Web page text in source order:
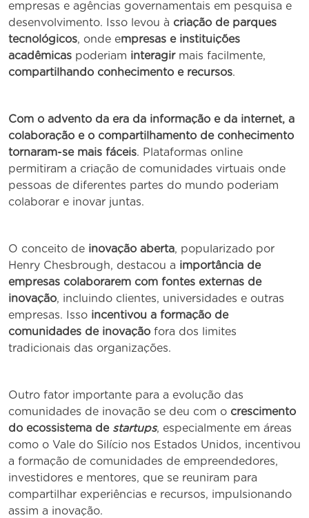
empresas e agências governamentais em pesquisa e
desenvolvimento. Isso levou à criação de parques
tecnológicos, onde empresas e instituições
acadêmicas poderiam interagirmais facilmente,
compartilhando conhecimento e recursos.
Com o advento da era da informação e da internet, a
colaboração e o compartilhamento de conhecimento
tornaram-se mais fáceis. Plataformas online
permitiram a criação de comunidades virtuais onde
pessoas de diferentes partes do mundo poderiam
colaborar e inovar juntas.
O conceito de inovação aberta, popularizado por
Henry Chesbrough, destacou a importância de
empresas colaborarem com fontes externas de
inovação, incluindo clientes, universidades e outras
empresas. Isso incentivou a formação de
comunidades de inovação fora dos limites
tradicionais das organizações.
Outro fator importante para a evolução das
comunidades de inovação se deu com o crescimento
do ecossistema de startups, especialmente em áreas
como o Vale do Silício nos Estados Unidos, incentivou
a formação de comunidades de empreendedores,
investidores e mentores, que se reuniram para
compartilhar experiências e recursos, impulsionando
assim a inovação.